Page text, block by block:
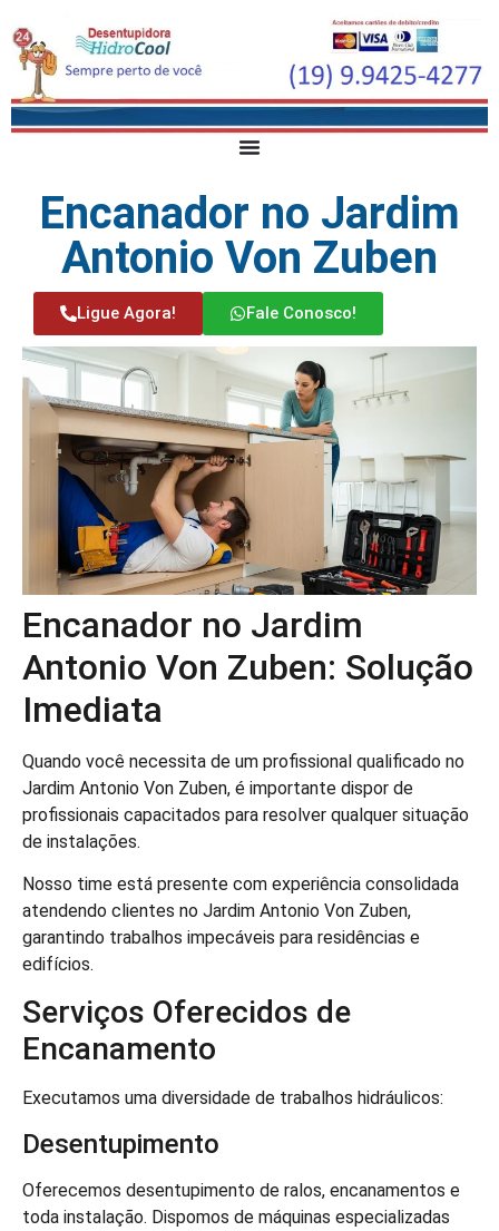
Encanador no Jardim
Antonio Von Zuben
Ligue Agora! Fale Conosco!
Encanador no Jardim
Antonio Von Zuben: Solução
Imediata
Quando você necessita de um profissional qualificado no
Jardim Antonio Von Zuben, é importante dispor de
profissionais capacitados para resolver qualquer situação
de instalações.
Nosso time está presente com experiência consolidada
atendendo clientes no Jardim Antonio Von Zuben,
garantindo trabalhos impecáveis para residências e
edifícios.
Serviços Oferecidos de
Encanamento
Executamos uma diversidade de trabalhos hidráulicos:
Desentupimento
Oferecemos desentupimento de ralos, encanamentos e
toda instalação. Dispomos de máquinas especializadas